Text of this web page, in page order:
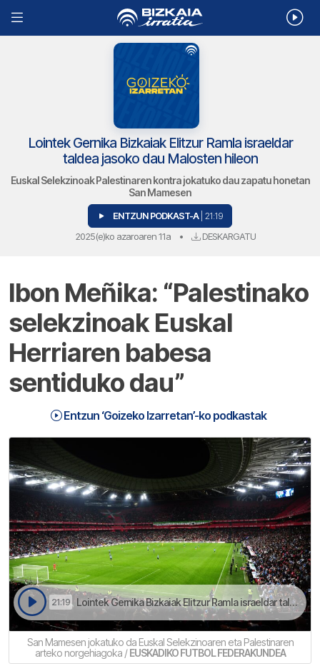
Lointek Gernika Bizkaiak Elitzur Ramla israeldar
taldea jasoko dau Malosten hileon
Euskal Selekzinoak Palestinaren kontra jokatuko dau zapatu honetan
San Mamesen
ENTZUN PODKAST-A | 21:19
2025(e)ko azaroaren 11a • DESKARGATU
Ibon Meñika: “Palestinako
selekzinoak Euskal
Herriaren babesa
sentiduko dau”
Entzun ‘Goizeko Izarretan’-ko podkastak
21:19 Lointek Gernika Bizkaiak Elitzur Ramla israeldar taldea jasoko dau Malosten hileon | Goizeko Izarretan
San Mamesen jokatuko da Euskal Selekzinoaren eta Palestinaren
arteko norgehiagoka /EUSKADIKO FUTBOL FEDERAKUNDEA